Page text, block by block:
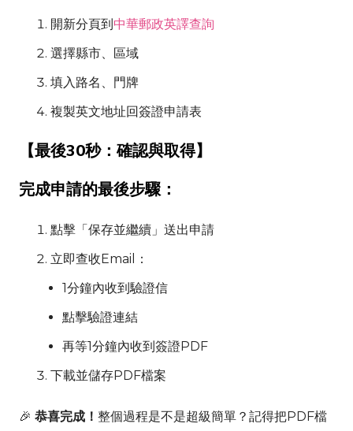
開新分頁到中華郵政英譯查詢
選擇縣市、區域
填入路名、門牌
複製英文地址回簽證申請表
【最後30秒：確認與取得】
完成申請的最後步驟：
點擊「保存並繼續」送出申請
立即查收Email：
1分鐘內收到驗證信
點擊驗證連結
再等1分鐘內收到簽證PDF
下載並儲存PDF檔案
🎉 恭喜完成！ 整個過程是不是超級簡單？記得把PDF檔